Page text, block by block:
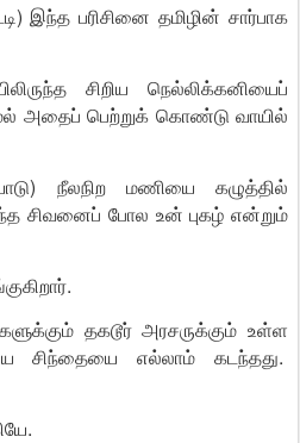
இந்த பரிசினை தமிழின் சார்பாக
சிறிய நெல்லிக்கனியைப்
அதைப் பெற்றுக் கொண்டு வாயில்
நீலநிற மணியை கழுத்தில்
சிவனைப் போல உன் புகழ் என்றும்
தகடூர் அரசருக்கும் உள்ள
சிந்தையை எல்லாம் கடந்தது.